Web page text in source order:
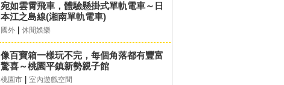
宛如雲霄飛車，體驗懸掛式單軌電車～日
本江之島線(湘南單軌電車)
國外 休閒娛樂
像百寶箱一樣玩不完，每個角落都有豐富
驚喜～桃園平鎮新勢親子館
桃園市 室內遊戲空間